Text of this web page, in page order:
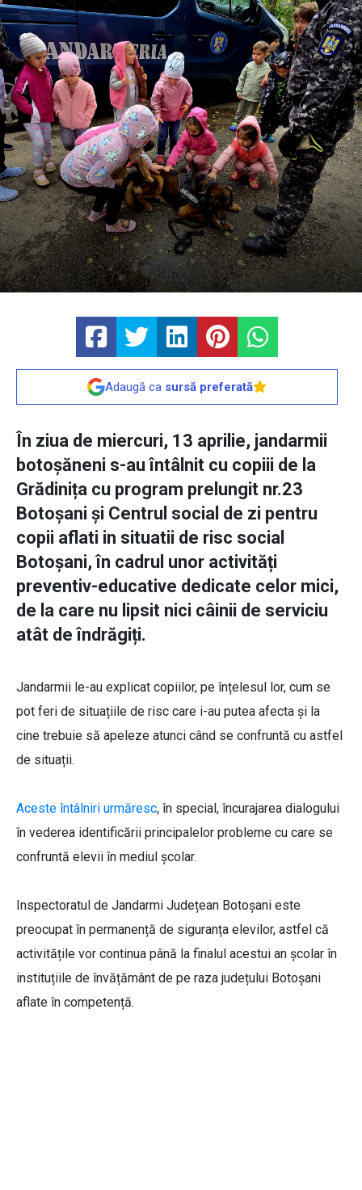
Adaugă ca sursă preferată
În ziua de miercuri, 13 aprilie, jandarmii
botoșăneni s-au întâlnit cu copiii de la
Grădinița cu program prelungit nr.23
Botoșani și Centrul social de zi pentru
copii aflati in situatii de risc social
Botoșani, în cadrul unor activități
preventiv-educative dedicate celor mici,
de la care nu lipsit nici câinii de serviciu
atât de îndrăgiți.
Jandarmii le-au explicat copiilor, pe înțelesul lor, cum se
pot feri de situațiile de risc care i-au putea afecta și la
cine trebuie să apeleze atunci când se confruntă cu astfel
de situații.
Aceste întâlniri urmăresc, în special, încurajarea dialogului
în vederea identificării principalelor probleme cu care se
confruntă elevii în mediul școlar.
Inspectoratul de Jandarmi Județean Botoșani este
preocupat în permanență de siguranța elevilor, astfel că
activitățile vor continua până la finalul acestui an școlar în
instituțiile de învățământ de pe raza județului Botoșani
aflate în competență.